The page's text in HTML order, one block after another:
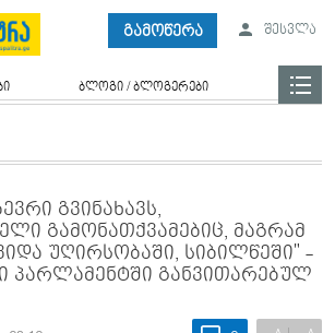
გამოწერა შესვლა
ბლოგი / ბლოგერები
გვინახავს,
გამონათქვამებიც, მაგრამ
უღირსობაში, სიბილწეში" -
პარლამენტში განვითარებულ